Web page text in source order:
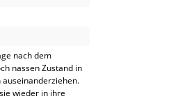
nach dem
nassen Zustand in
auseinanderziehen.
wieder in ihre